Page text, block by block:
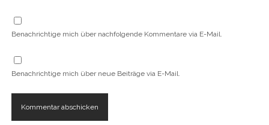
Benachrichtige mich über nachfolgende Kommentare via E-Mail.
Benachrichtige mich über neue Beiträge via E-Mail.